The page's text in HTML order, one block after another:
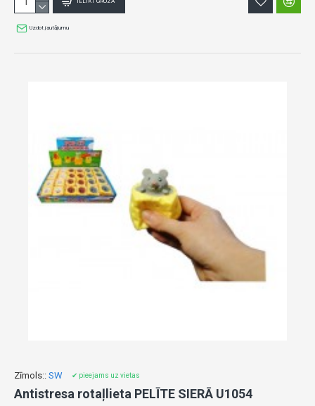
Uzdot jautājumu
Zīmols:: SW ✔ pieejams uz vietas
Antistresa rotaļlieta PELĪTE SIERĀ U1054